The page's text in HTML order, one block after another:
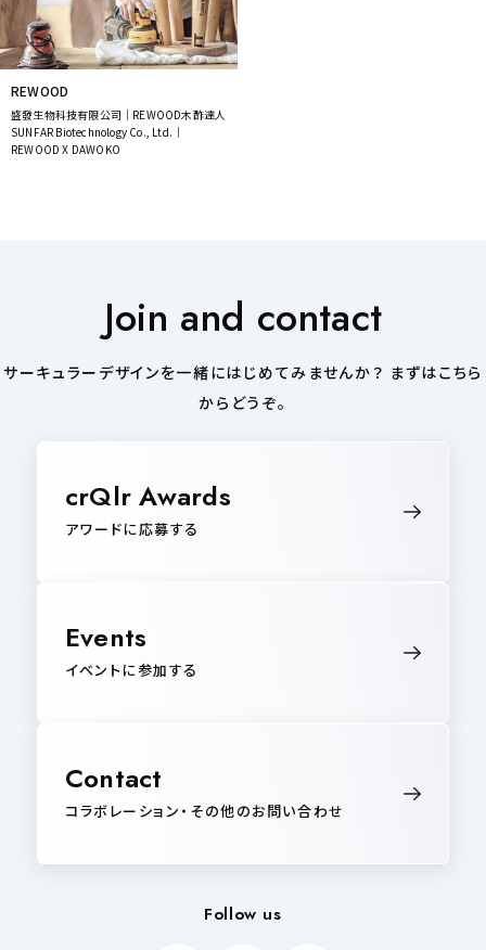
REWOOD
盛發生物科技有限公司｜REWOOD木酢達人
SUNFAR Biotechnology Co., Ltd.｜
REWOOD X DAWOKO
Join and contact
サーキュラーデザインを一緒にはじめてみませんか？ まずはこちら
からどうぞ。
crQlr Awards
アワードに応募する
Events
イベントに参加する
Contact
コラボレーション・その他のお問い合わせ
Follow us